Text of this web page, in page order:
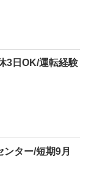
3日OK/運転経験
ター/短期9月